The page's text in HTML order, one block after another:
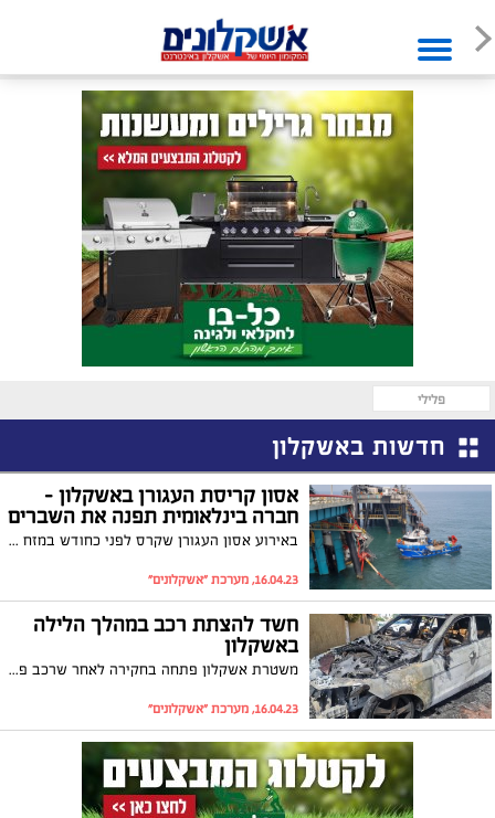
פלילי
חדשות באשקלון
אסון קריסת העגורן באשקלון –
חברה בינלאומית תפנה את השברים
באירוע אסון העגורן שקרס לפני כחודש במזח תחנת הכוח רוטנברג שבאשקלון, מצא את מותו נפתלי אדרי ז״ל, גמלאי חברת החשמל וניר דקל, עובד החברה מפעיל העגורן, עדיין נעדר. חברת "מגנוס" המתמחה באיתור נעדרים נשכרה על ידי החברה על מנת שתסייע בחיפושים אחריו
16.04.23, מערכת "אשקלונים"
חשד להצתת רכב במהלך הלילה
באשקלון
משטרת אשקלון פתחה בחקירה לאחר שרכב פרטי עלה באש ברחוב גדעון בעיר במהלך הלילה. אחד מכיווני החקירה הוא שמדובר בהצתה, טרם נעצרו חשודים
16.04.23, מערכת "אשקלונים"